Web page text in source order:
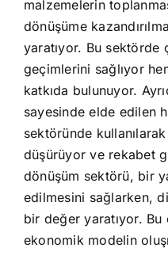
malzemelerin
dönüşüme
yaratıyor. Bu sektörde
geçimlerini sağlıyor
katkıda bulunuyor.
sayesinde elde edilen
sektöründe
düşürüyor ve rekabet
dönüşüm sektörü, bir
edilmesini sağlarken,
bir değer yaratıyor.
ekonomik modelin